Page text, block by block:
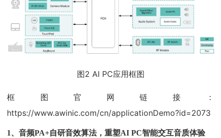
图2 AI PC应用框图
框图官网链接：
https://www.awinic.com/cn/applicationDemo?id=2073
1、音频PA+自研音效算法，重塑AI PC智能交互音质体验